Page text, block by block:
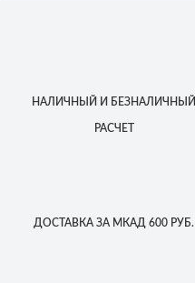
НАЛИЧНЫЙ И БЕЗНАЛИЧНЫЙ
РАСЧЕТ
ДОСТАВКА ЗА МКАД 600 РУБ.